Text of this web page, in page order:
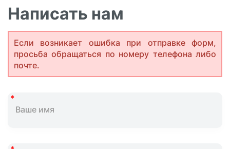
Написать нам
Если возникает ошибка при отправке форм,
просьба обращаться по номеру телефона либо
почте.